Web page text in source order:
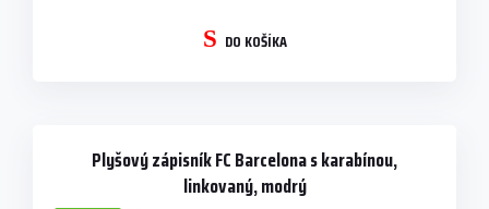
DO KOŠÍKA
Plyšový zápisník FC Barcelona s karabínou,
linkovaný, modrý